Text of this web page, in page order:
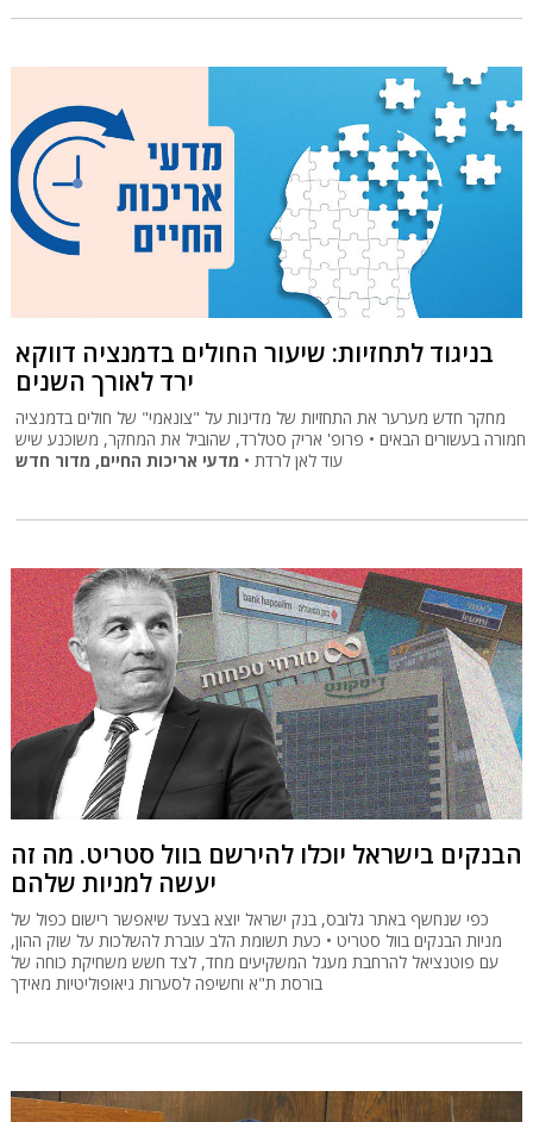
בניגוד לתחזיות: שיעור החולים בדמנציה דווקא
ירד לאורך השנים
מחקר חדש מערער את התחזיות של מדינות על "צונאמי" של חולים בדמנציה
חמורה בעשורים הבאים • פרופ' אריק סטלרד, שהוביל את המחקר, משוכנע שיש
עוד לאן לרדת •
הבנקים בישראל יוכלו להירשם בוול סטריט. מה זה
יעשה למניות שלהם
כפי שנחשף באתר גלובס, בנק ישראל יוצא בצעד שיאפשר רישום כפול של
מניות הבנקים בוול סטריט • כעת תשומת הלב עוברת להשלכות על שוק ההון,
עם פוטנציאל להרחבת מעגל המשקיעים מחד, לצד חשש משחיקת כוחה של
בורסת ת"א וחשיפה לסערות גיאופוליטיות מאידך